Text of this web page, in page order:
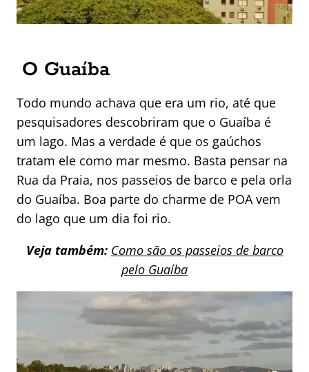
O Guaíba
Todo mundo achava que era um rio, até que
pesquisadores descobriram que o Guaíba é
um lago. Mas a verdade é que os gaúchos
tratam ele como mar mesmo. Basta pensar na
Rua da Praia, nos passeios de barco e pela orla
do Guaíba. Boa parte do charme de POA vem
do lago que um dia foi rio.
Veja também: Como são os passeios de barco
pelo Guaíba